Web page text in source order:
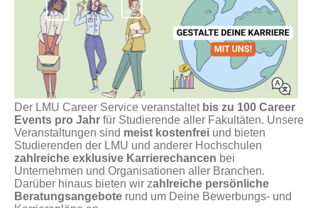
Der LMU Career Service veranstaltet bis zu 100 Career
Events pro Jahr für Studierende aller Fakultäten. Unsere
Veranstaltungen sind meist kostenfrei und bieten
Studierenden der LMU und anderer Hochschulen
zahlreiche exklusive Karrierechancen bei
Unternehmen und Organisationen aller Branchen.
Darüber hinaus bieten wir zahlreiche persönliche
Beratungsangebote rund um Deine Bewerbungs- und